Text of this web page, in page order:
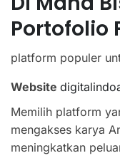
Portofolio
platform populer
Website
Memilih platform
mengakses karya
meningkatkan